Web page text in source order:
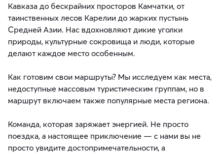
Кавказа до бескрайних просторов Камчатки, от
таинственных лесов Карелии до жарких пустынь
Средней Азии. Нас вдохновляют дикие уголки
природы, культурные сокровища и люди, которые
делают каждое место особенным.
Как готовим свои маршруты? Мы исследуем как места,
недоступные массовым туристическим группам, но в
маршрут включаем также популярные места региона.
Команда, которая заряжает энергией. Не просто
поездка, а настоящее приключение — с нами вы не
просто увидите достопримечательности, а